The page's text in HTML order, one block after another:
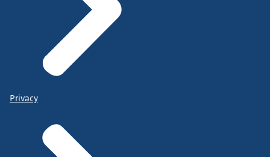
Privacy